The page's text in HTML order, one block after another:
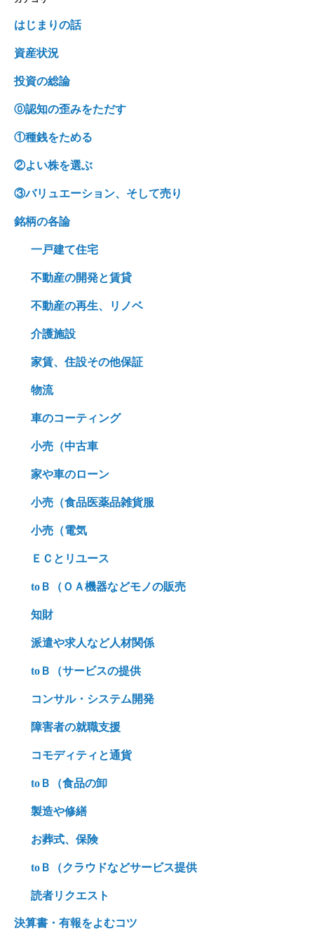
ビ
ゲ
ー
シ
ョ
ン
はじまりの話
資産状況
投資の総論
⓪認知の歪みをただす
①種銭をためる
②よい株を選ぶ
③バリュエーション、そして売り
銘柄の各論
一戸建て住宅
不動産の開発と賃貸
不動産の再生、リノベ
介護施設
家賃、住設その他保証
物流
車のコーティング
小売（中古車
家や車のローン
小売（食品医薬品雑貨服
小売（電気
ＥＣとリユース
toＢ（ＯＡ機器などモノの販売
知財
派遣や求人など人材関係
toＢ（サービスの提供
コンサル・システム開発
障害者の就職支援
コモディティと通貨
toＢ（食品の卸
製造や修繕
お葬式、保険
toＢ（クラウドなどサービス提供
読者リクエスト
決算書・有報をよむコツ